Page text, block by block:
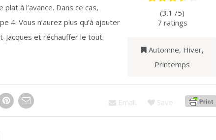
à l’avance. Dans ce cas,
4. Vous n’aurez plus qu’à ajouter
Jacques et réchauffer le tout.
(3.1 /5)
7 ratings
Automne, Hiver,
Printemps
Email Save